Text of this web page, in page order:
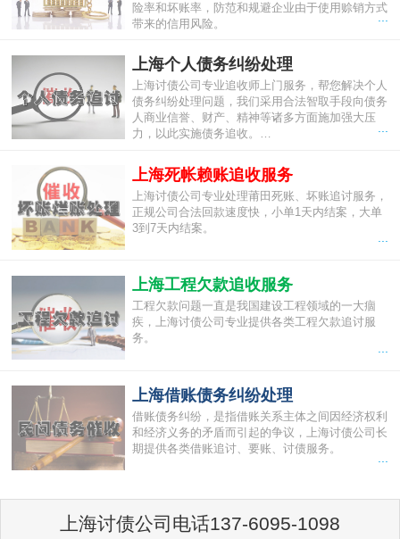
险率和坏账率，防范和规避企业由于使用赊销方式
带来的信用风险。
...
上海个人债务纠纷处理
上海讨债公司专业追收师上门服务，帮您解决个人
债务纠纷处理问题，我们采用合法智取手段向债务
人商业信誉、财产、精神等诸多方面施加强大压
力，以此实施债务追收。…
上海死帐赖账追收服务
上海讨债公司专业处理莆田死账、坏账追讨服务，
正规公司合法回款速度快，小单1天内结案，大单
3到7天内结案。
...
上海工程欠款追收服务
工程欠款问题一直是我国建设工程领域的一大痼
疾，上海讨债公司专业提供各类工程欠款追讨服
务。
上海借账债务纠纷处理
借账债务纠纷，是指借账关系主体之间因经济权利
和经济义务的矛盾而引起的争议，上海讨债公司长
期提供各类借账追讨、要账、讨债服务。
...
上海讨债公司电话137-6095-1098